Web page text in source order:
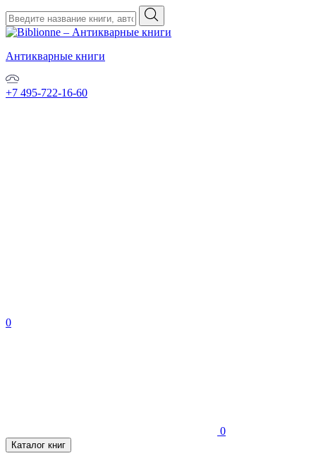
Антикварные книги
+7 495-722-16-60
0
0
Каталог книг